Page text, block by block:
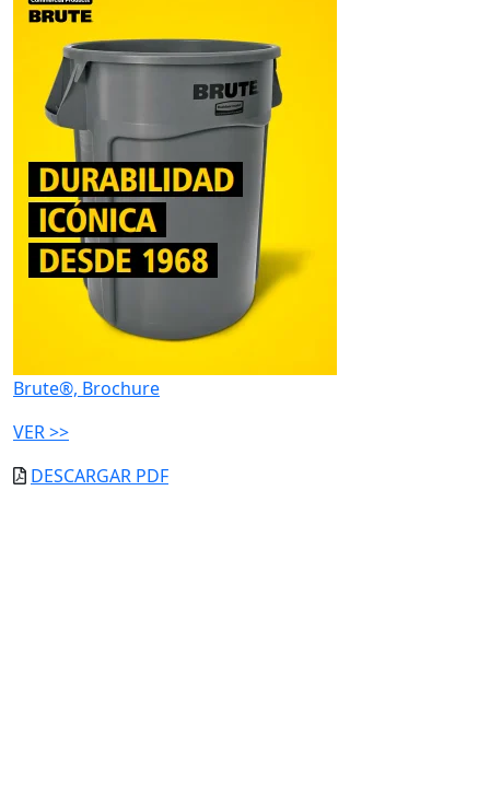
Brute®, Brochure
VER >>
DESCARGAR PDF